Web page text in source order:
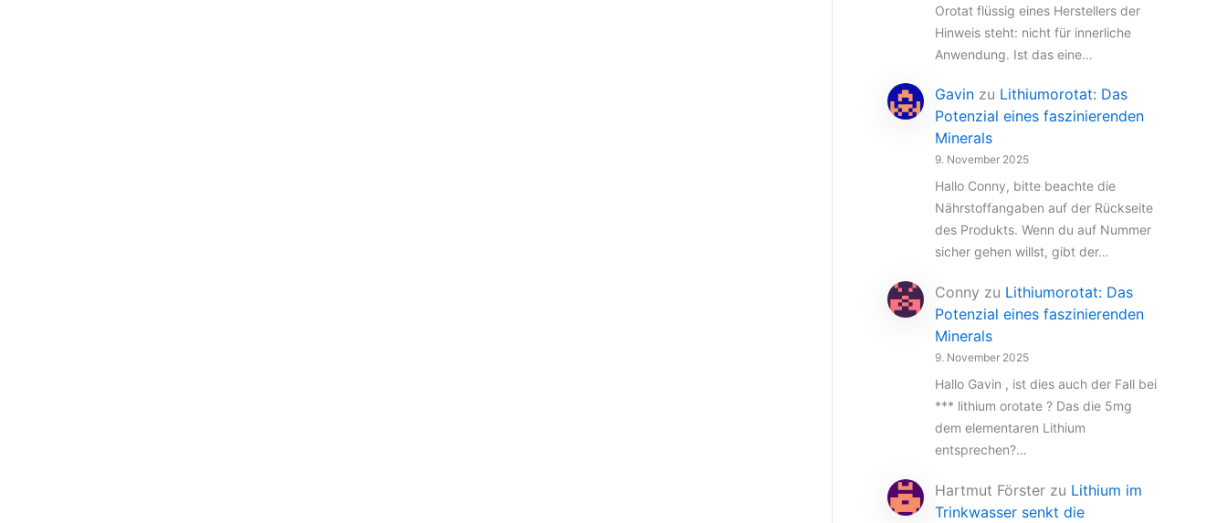
Orotat flüssig eines Herstellers der
Hinweis steht: nicht für innerliche
Anwendung. Ist das eine…
Gavin zu Lithiumorotat: Das
Potenzial eines faszinierenden
Minerals
9. November 2025
Hallo Conny, bitte beachte die
Nährstoffangaben auf der Rückseite
des Produkts. Wenn du auf Nummer
sicher gehen willst, gibt der…
Conny zu Lithiumorotat: Das
Potenzial eines faszinierenden
Minerals
9. November 2025
Hallo Gavin , ist dies auch der Fall bei
*** lithium orotate ? Das die 5mg
dem elementaren Lithium
entsprechen?…
Hartmut Förster zu Lithium im
Trinkwasser senkt die